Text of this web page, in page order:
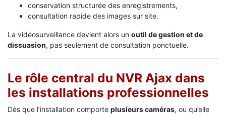
conservation structurée des enregistrements,
consultation rapide des images sur site.
La vidéosurveillance devient alors un outil de gestion et de
dissuasion, pas seulement de consultation ponctuelle.
Le rôle central du NVR Ajax dans
les installations professionnelles
Dès que l’installation comporte plusieurs caméras, ou qu’elle